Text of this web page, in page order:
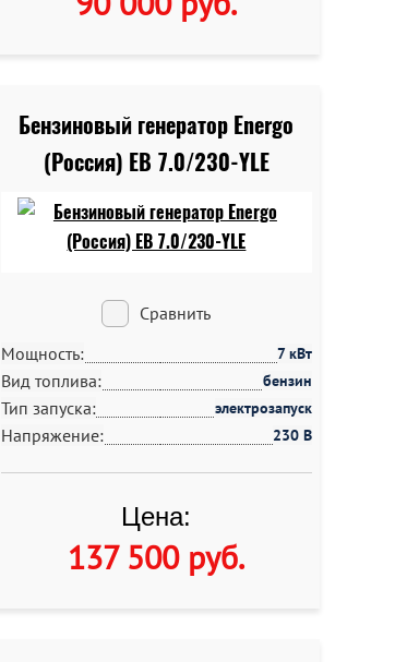
Бензиновый генератор Energo
(Россия) EB 7.0/230-YLE
Сравнить
Мощность:
7 кВт
Вид топлива: бензин
Тип запуска: электрозапуск
Напряжение: 230 В
Цена:
137 500 руб.